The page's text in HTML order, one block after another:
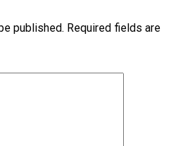
published. Required fields are